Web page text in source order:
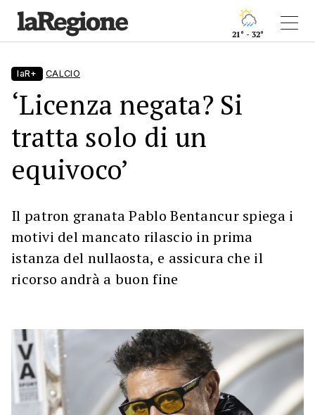
21° - 32°
laR+ CALCIO
‘Licenza negata? Si
tratta solo di un
equivoco’
Il patron granata Pablo Bentancur spiega i
motivi del mancato rilascio in prima
istanza del nullaosta, e assicura che il
ricorso andrà a buon fine